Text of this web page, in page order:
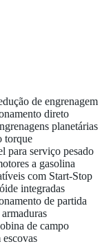
de engrenagem
direto
planetárias
torque
para serviço pesado
a gasolina
com Start-Stop
integradas
de partida
de campo